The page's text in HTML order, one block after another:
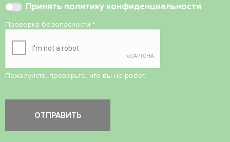
Принять политику конфиденциальности
Проверка безопасности *
Пожалуйста, проверьте, что вы не робот.